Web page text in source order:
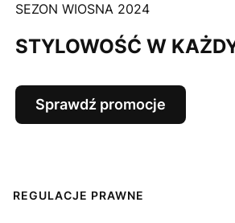
SEZON WIOSNA 2024
STYLOWOŚĆ W
Sprawdź promocje
Linki w stopce
REGULACJE PRAWNE